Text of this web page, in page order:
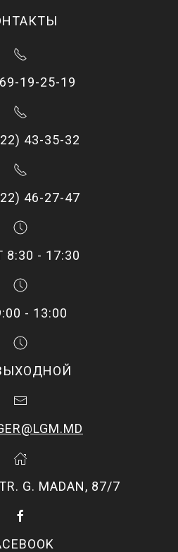
19-25-19
43-35-32
46-27-47
- 17:30
- 13:00
G. MADAN, 87/7